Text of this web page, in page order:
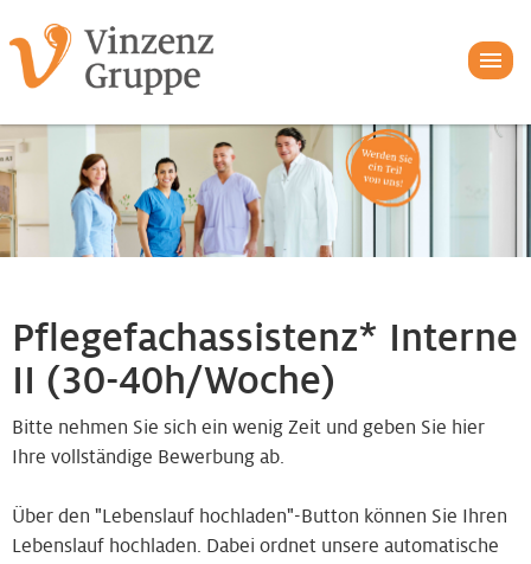
Pflegefachassistenz* Interne
II (30-40h/Woche)
Bitte nehmen Sie sich ein wenig Zeit und geben Sie hier
Ihre vollständige Bewerbung ab.
Über den "Lebenslauf hochladen"-Button können Sie Ihren
Lebenslauf hochladen. Dabei ordnet unsere automatische